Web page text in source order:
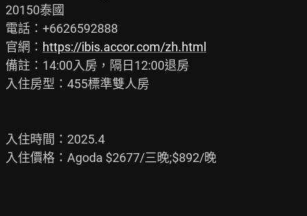
20150泰國
電話：+6626592888
官網： https://ibis.accor.com/zh.html
備註：14:00入房，隔日12:00退房
入住房型：455標準雙人房
入住時間：2025.4
入住價格：Agoda $2677/三晚;$892/晚